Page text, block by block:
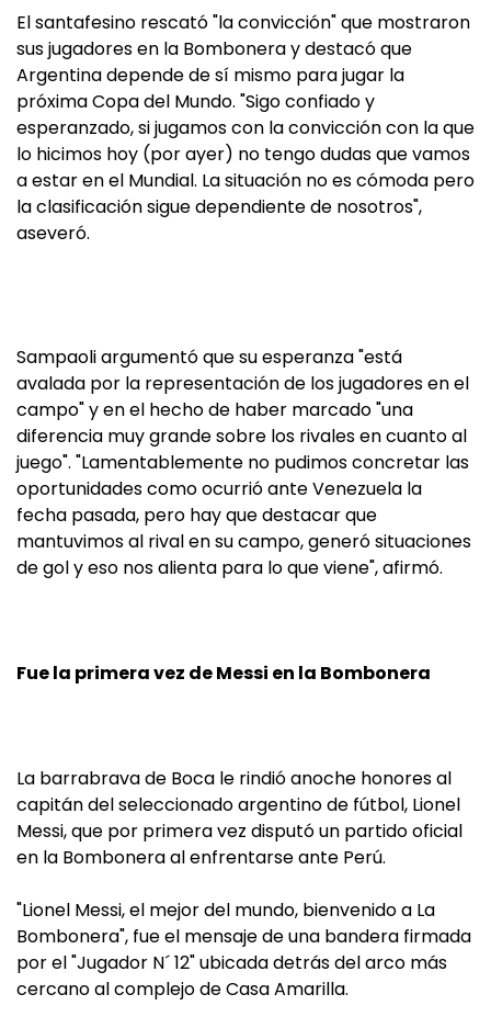
El santafesino rescató "la convicción" que mostraron
sus jugadores en la Bombonera y destacó que
Argentina depende de sí mismo para jugar la
próxima Copa del Mundo. "Sigo confiado y
esperanzado, si jugamos con la convicción con la que
lo hicimos hoy (por ayer) no tengo dudas que vamos
a estar en el Mundial. La situación no es cómoda pero
la clasificación sigue dependiente de nosotros",
aseveró.
Sampaoli argumentó que su esperanza "está
avalada por la representación de los jugadores en el
campo" y en el hecho de haber marcado "una
diferencia muy grande sobre los rivales en cuanto al
juego". "Lamentablemente no pudimos concretar las
oportunidades como ocurrió ante Venezuela la
fecha pasada, pero hay que destacar que
mantuvimos al rival en su campo, generó situaciones
de gol y eso nos alienta para lo que viene", afirmó.
Fue la primera vez de Messi en la Bombonera
La barrabrava de Boca le rindió anoche honores al
capitán del seleccionado argentino de fútbol, Lionel
Messi, que por primera vez disputó un partido oficial
en la Bombonera al enfrentarse ante Perú.
"Lionel Messi, el mejor del mundo, bienvenido a La
Bombonera", fue el mensaje de una bandera firmada
por el "Jugador N´ 12" ubicada detrás del arco más
cercano al complejo de Casa Amarilla.